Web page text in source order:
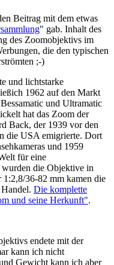
Beitrag mit dem etwas
" gab. Inhalt des
des Zoomobjektivs im
die den typischen
;-)
und lichtstarke
1962 auf den Markt
und Ultramatic
hat das Zoom der
Back, der 1939 vor den
die USA emigrierte. Dort
und 1959
für eine
die Objektive in
36-82 mm kamen die
Die komplette
und seine Herkunft".
endete mit der
kann ich nicht
Gewicht kann ich aber